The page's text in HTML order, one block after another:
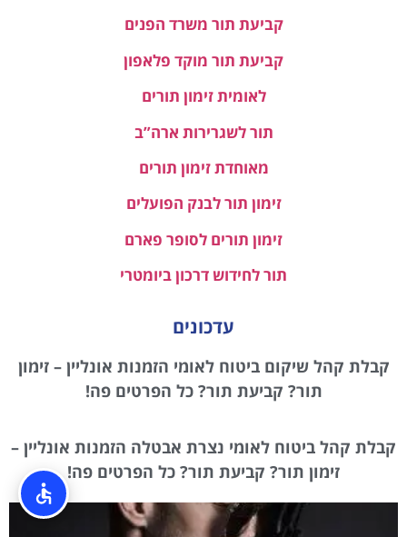
קביעת תור משרד הפנים
קביעת תור מוקד פלאפון
לאומית זימון תורים
תור לשגרירות ארה”ב
מאוחדת זימון תורים
זימון תור לבנק הפועלים
זימון תורים לסופר פארם
תור לחידוש דרכון ביומטרי
עדכונים
קבלת קהל שיקום ביטוח לאומי הזמנות אונליין – זימון
תור? קביעת תור? כל הפרטים פה!
קבלת קהל ביטוח לאומי נצרת אבטלה הזמנות אונליין –
זימון תור? קביעת תור? כל הפרטים פה!